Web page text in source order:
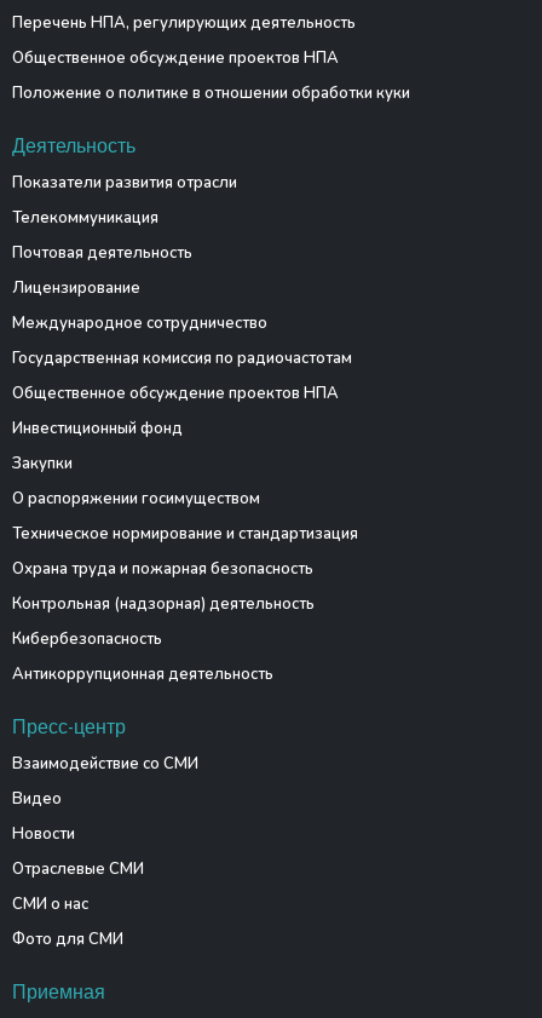
Перечень НПА, регулирующих деятельность
Общественное обсуждение проектов НПА
Положение о политике в отношении обработки куки
Деятельность
Показатели развития отрасли
Телекоммуникация
Почтовая деятельность
Лицензирование
Международное сотрудничество
Государственная комиссия по радиочастотам
Общественное обсуждение проектов НПА
Инвестиционный фонд
Закупки
О распоряжении госимуществом
Техническое нормирование и стандартизация
Охрана труда и пожарная безопасность
Контрольная (надзорная) деятельность
Кибербезопасность
Антикоррупционная деятельность
Пресс-центр
Взаимодействие со СМИ
Видео
Новости
Отраслевые СМИ
СМИ о нас
Фото для СМИ
Приемная